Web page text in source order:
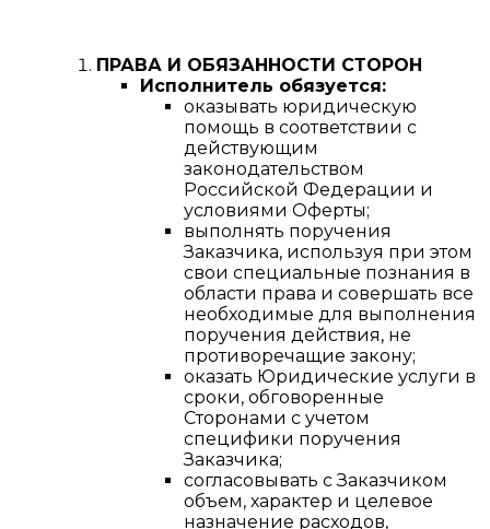
ПРАВА И ОБЯЗАННОСТИ СТОРОН
Исполнитель обязуется:
оказывать юридическую
помощь в соответствии с
действующим
законодательством
Российской Федерации и
условиями Оферты;
выполнять поручения
Заказчика, используя при этом
свои специальные познания в
области права и совершать все
необходимые для выполнения
поручения действия, не
противоречащие закону;
оказать Юридические услуги в
сроки, обговоренные
Сторонами с учетом
специфики поручения
Заказчика;
согласовывать с Заказчиком
объем, характер и целевое
назначение расходов,